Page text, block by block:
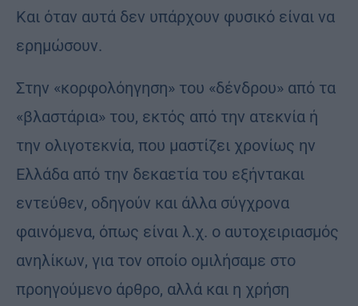
Και όταν αυτά δεν υπάρχουν φυσικό είναι να
ερημώσουν.
Στην «κορφολόηγηση» του «δένδρου» από τα
«βλαστάρια» του, εκτός από την ατεκνία ή
την ολιγοτεκνία, που μαστίζει χρονίως ην
Ελλάδα από την δεκαετία του εξήντακαι
εντεύθεν, οδηγούν και άλλα σύγχρονα
φαινόμενα, όπως είναι λ.χ. ο αυτοχειριασμός
ανηλίκων, για τον οποίο ομιλήσαμε στο
προηγούμενο άρθρο, αλλά και η χρήση